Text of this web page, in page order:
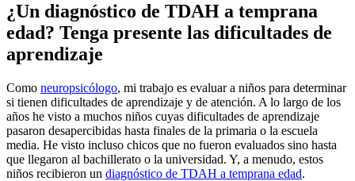
¿Un diagnóstico de TDAH a temprana
edad? Tenga presente las dificultades de
aprendizaje
Como neuropsicólogo, mi trabajo es evaluar a niños para determinar
si tienen dificultades de aprendizaje y de atención. A lo largo de los
años he visto a muchos niños cuyas dificultades de aprendizaje
pasaron desapercibidas hasta finales de la primaria o la escuela
media. He visto incluso chicos que no fueron evaluados sino hasta
que llegaron al bachillerato o la universidad. Y, a menudo, estos
niños recibieron un diagnóstico de TDAH a temprana edad.